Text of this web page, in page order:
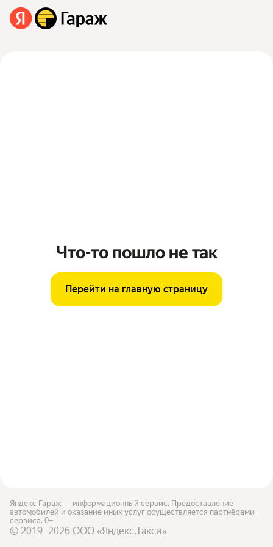
Что-то пошло не так
Перейти на главную страницу
Яндекс Гараж — информационный сервис. Предоставление
автомобилей и оказание иных услуг осуществляется партнёрами
сервиса. 0+
© 2019–2026 ООО «Яндекс.Такси»